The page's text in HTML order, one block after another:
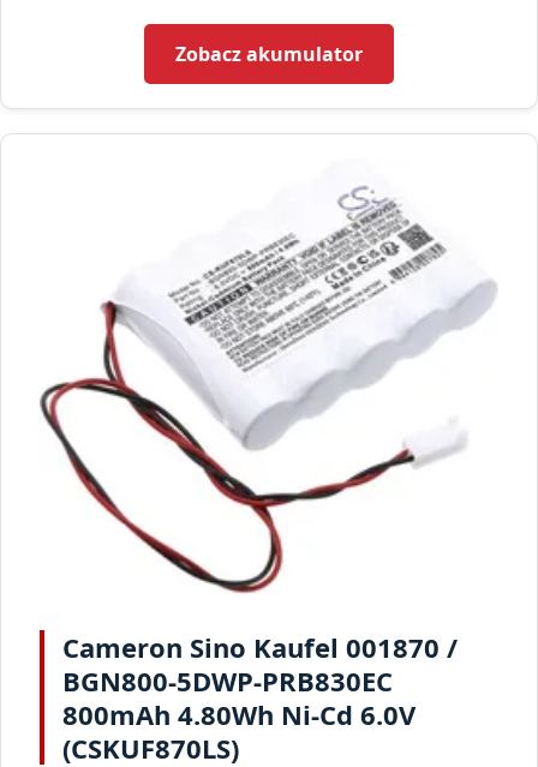
Zobacz akumulator
Cameron Sino Kaufel 001870 /
BGN800-5DWP-PRB830EC
800mAh 4.80Wh Ni-Cd 6.0V
(CSKUF870LS)